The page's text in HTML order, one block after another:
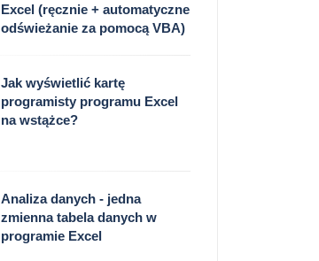
Excel (ręcznie + automatyczne
odświeżanie za pomocą VBA)
Jak wyświetlić kartę
programisty programu Excel
na wstążce?
Analiza danych - jedna
zmienna tabela danych w
programie Excel